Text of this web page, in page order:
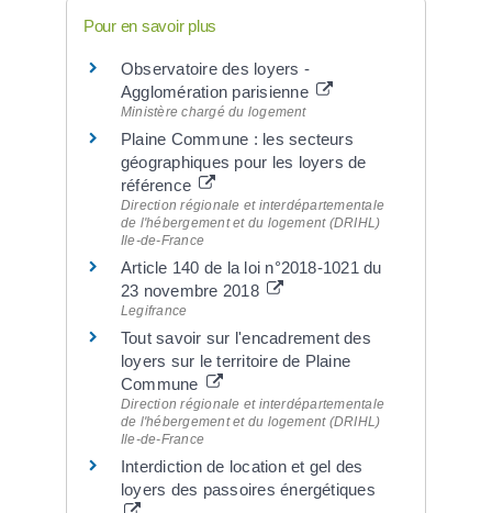
Pour en savoir plus
Observatoire des loyers -
Agglomération parisienne
Ministère chargé du logement
Plaine Commune : les secteurs
géographiques pour les loyers de
référence
Direction régionale et interdépartementale
de l'hébergement et du logement (DRIHL)
Ile-de-France
Article 140 de la loi n°2018-1021 du
23 novembre 2018
Legifrance
Tout savoir sur l'encadrement des
loyers sur le territoire de Plaine
Commune
Direction régionale et interdépartementale
de l'hébergement et du logement (DRIHL)
Ile-de-France
Interdiction de location et gel des
loyers des passoires énergétiques